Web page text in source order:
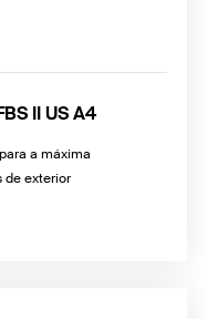
II US A4
a máxima
de exterior